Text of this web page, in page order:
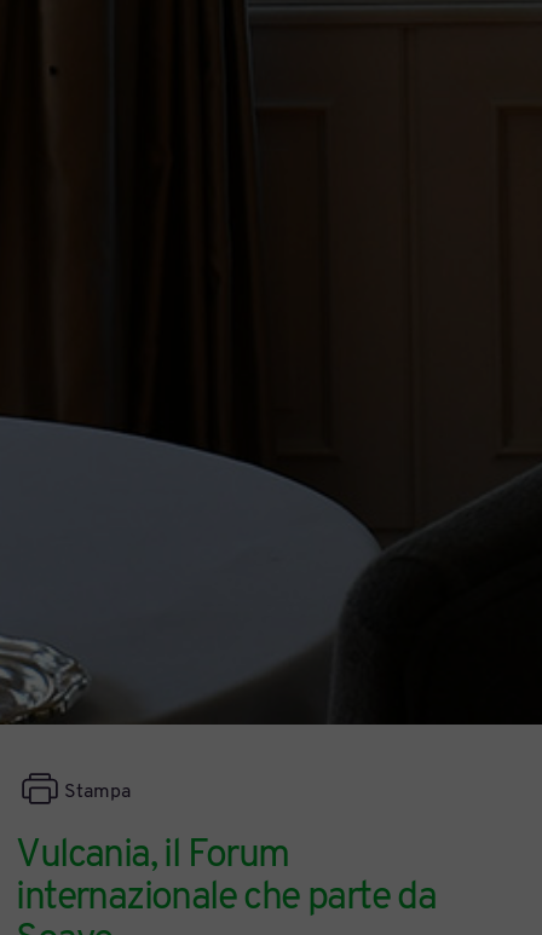
Vulcania, il Forum
internazionale che parte da
Stampa